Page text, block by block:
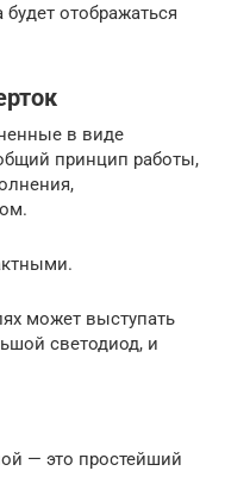
отображаться
в виде
принцип работы,
может выступать
светодиод, и
— это простейший